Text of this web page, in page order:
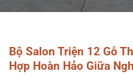
Bộ Salon Triện 12 Gỗ
Hợp Hoàn Hảo Giữa